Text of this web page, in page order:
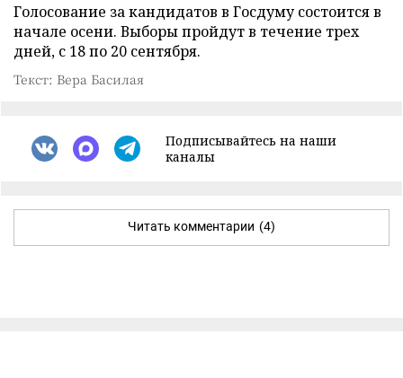
Голосование за кандидатов в Госдуму состоится в
начале осени. Выборы пройдут в течение трех
дней, с 18 по 20 сентября.
Текст: Вера Басилая
Подписывайтесь на наши
каналы
Читать комментарии (4)